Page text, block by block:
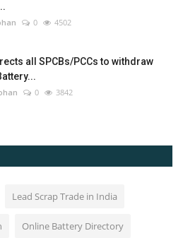
0 4502
all SPCBs/PCCs to withdraw
0 3842
Lead Scrap Trade in India
Online Battery Directory